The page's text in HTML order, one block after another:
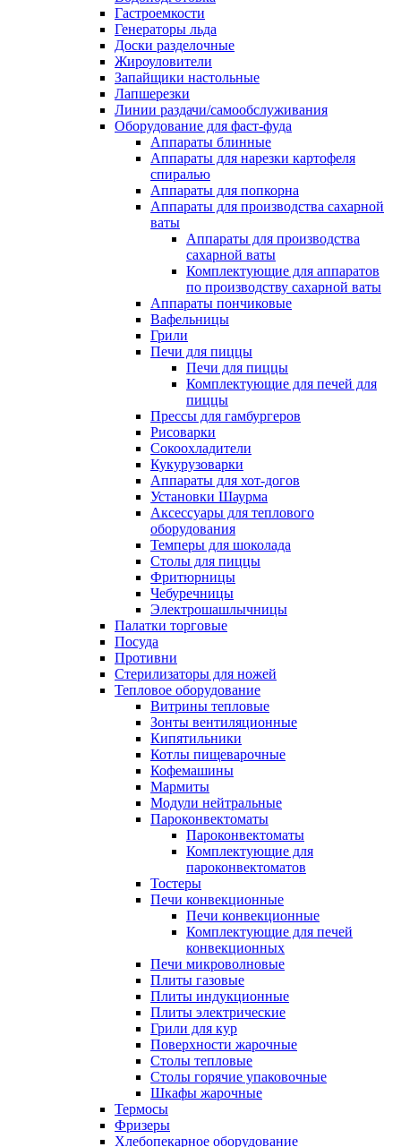
Гастроемкости
Генераторы льда
Доски разделочные
Жироуловители
Запайщики настольные
Лапшерезки
Линии раздачи/самообслуживания
Оборудование для фаст-фуда
Аппараты блинные
Аппараты для нарезки картофеля
спиралью
Аппараты для попкорна
Аппараты для производства сахарной
ваты
Аппараты для производства
сахарной ваты
Комплектующие для аппаратов
по производству сахарной ваты
Аппараты пончиковые
Вафельницы
Грили
Печи для пиццы
Печи для пиццы
Комплектующие для печей для
пиццы
Прессы для гамбургеров
Рисоварки
Сокоохладители
Кукурузоварки
Аппараты для хот-догов
Установки Шаурма
Аксессуары для теплового
оборудования
Темперы для шоколада
Столы для пиццы
Фритюрницы
Чебуречницы
Электрошашлычницы
Палатки торговые
Посуда
Противни
Стерилизаторы для ножей
Тепловое оборудование
Витрины тепловые
Зонты вентиляционные
Кипятильники
Котлы пищеварочные
Кофемашины
Мармиты
Модули нейтральные
Пароконвектоматы
Пароконвектоматы
Комплектующие для
пароконвектоматов
Тостеры
Печи конвекционные
Печи конвекционные
Комплектующие для печей
конвекционных
Печи микроволновые
Плиты газовые
Плиты индукционные
Плиты электрические
Грили для кур
Поверхности жарочные
Столы тепловые
Столы горячие упаковочные
Шкафы жарочные
Термосы
Фризеры
Хлебопекарное оборудование